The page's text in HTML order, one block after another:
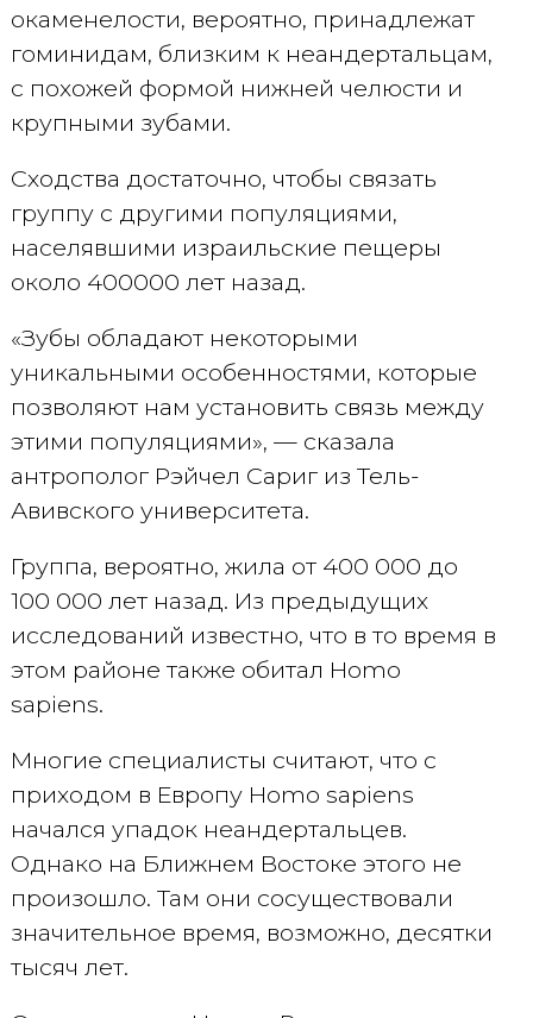
окаменелости, вероятно, принадлежат
гоминидам, близким к неандертальцам,
с похожей формой нижней челюсти и
крупными зубами.
Сходства достаточно, чтобы связать
группу с другими популяциями,
населявшими израильские пещеры
около 400000 лет назад.
«Зубы обладают некоторыми
уникальными особенностями, которые
позволяют нам установить связь между
этими популяциями», — сказала
антрополог Рэйчел Сариг из Тель-
Авивского университета.
Группа, вероятно, жила от 400 000 до
100 000 лет назад. Из предыдущих
исследований известно, что в то время в
этом районе также обитал Homo
sapiens.
Многие специалисты считают, что с
приходом в Европу Homo sapiens
начался упадок неандертальцев.
Однако на Ближнем Востоке этого не
произошло. Там они сосуществовали
значительное время, возможно, десятки
тысяч лет.